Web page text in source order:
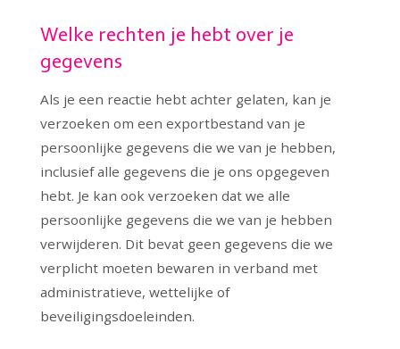
Welke rechten je hebt over je
gegevens
Als je een reactie hebt achter gelaten, kan je
verzoeken om een exportbestand van je
persoonlijke gegevens die we van je hebben,
inclusief alle gegevens die je ons opgegeven
hebt. Je kan ook verzoeken dat we alle
persoonlijke gegevens die we van je hebben
verwijderen. Dit bevat geen gegevens die we
verplicht moeten bewaren in verband met
administratieve, wettelijke of
beveiligingsdoeleinden.